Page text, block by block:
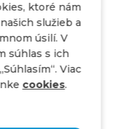
ktoré nám
služieb a
úsilí. V
súhlas s ich
Viac
cookies.